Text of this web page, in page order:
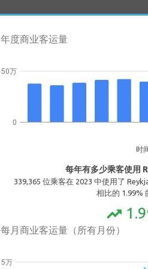
年度商业客运量
时
0
50万
每年有多少乘客使用
339,365 位乘客在 2023 中使用了
相比的 1.99%
trending_up
每月商业客运量（所有月份）
5万